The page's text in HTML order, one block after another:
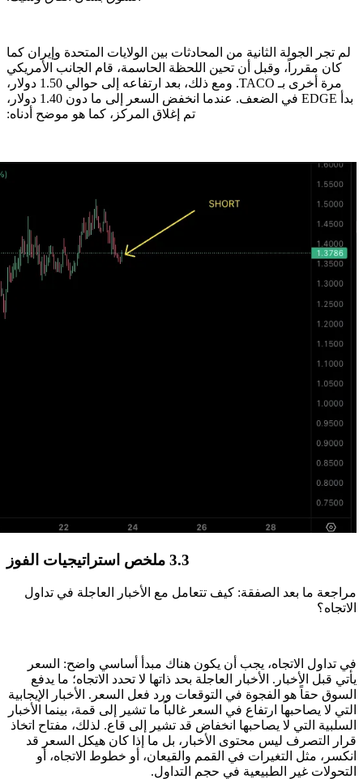
لم تجر الجولة الثانية من المحادثات بين الولايات المتحدة وإيران كما
كان مقرراً، وقبل أن تحين اللحظة الحاسمة، قام الجانب الأمريكي
مرة أخرى بـ TACO. ومع ذلك، بعد ارتفاعه إلى حوالي 1.50 دولار،
بدأ EDGE في الضعف. عندما انخفض السعر إلى ما دون 1.40 دولار،
تم إغلاق المركز، كما هو موضح أدناه:
3.3 ملخص استراتيجيات الفوز
مراجعة ما بعد الصفقة: كيف تتعامل مع الأخبار العاجلة في تداول
الاتجاه؟
في تداول الاتجاه، يجب أن يكون هناك مبدأ أساسي واضح: السعر
يأتي قبل الأخبار. الأخبار العاجلة بحد ذاتها لا تحدد الاتجاه؛ ما يدفع
السوق حقاً هو الفجوة في التوقعات ورد فعل السعر. الأخبار الإيجابية
التي لا يصاحبها ارتفاع في السعر غالباً ما تشير إلى قمة، بينما الأخبار
السلبية التي لا يصاحبها انخفاض قد تشير إلى قاع. لذلك، مفتاح اتخاذ
قرار التصرف ليس محتوى الأخبار، بل ما إذا كان هيكل السعر قد
انكسر، مثل التغيرات في القمم والقيعان، أو خطوط الاتجاه، أو
التحولات غير الطبيعية في حجم التداول.